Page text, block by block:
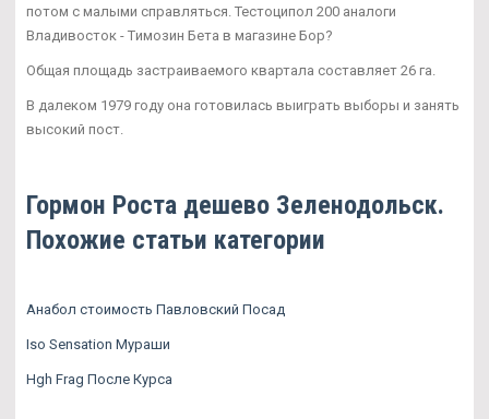
потом с малыми справляться. Тестоципол 200 аналоги
Владивосток - Tимозин Бета в магазине Бор?
Общая площадь застраиваемого квартала составляет 26 га.
В далеком 1979 году она готовилась выиграть выборы и занять
высокий пост.
Гормон Роста дешево Зеленодольск.
Похожие статьи категории
Анабол стоимость Павловский Посад
Iso Sensation Мураши
Hgh Frag После Курса